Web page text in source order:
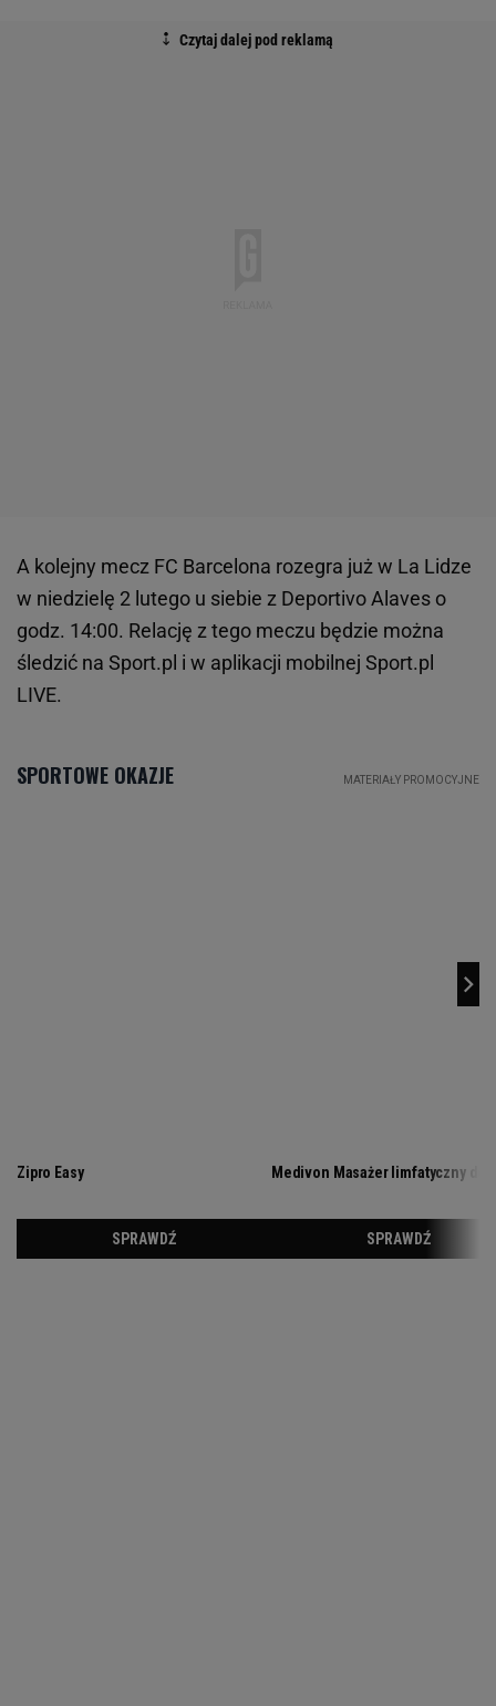
A kolejny mecz FC Barcelona rozegra już w La Lidze
w niedzielę 2 lutego u siebie z Deportivo Alaves o
godz. 14:00. Relację z tego meczu będzie można
śledzić na Sport.pl i w aplikacji mobilnej Sport.pl
LIVE.